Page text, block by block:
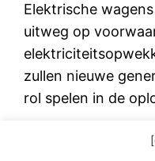
Elektrische
uitweg op
zullen nieuwe
rol spelen in de